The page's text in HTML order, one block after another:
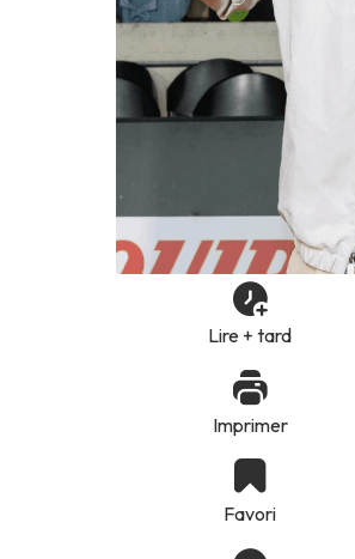
Lire + tard
Imprimer
Favori